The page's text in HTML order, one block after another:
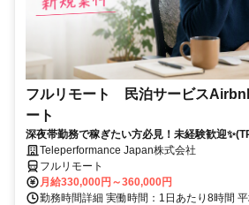
フルリモート 民泊サービス
ート
深夜帯勤務で稼ぎたい方必見！未経験歓迎
Teleperformance Japan株式会社
フルリモート
月給330,000円～360,000円
勤務時間詳細 実働時間：1日あたり8時間